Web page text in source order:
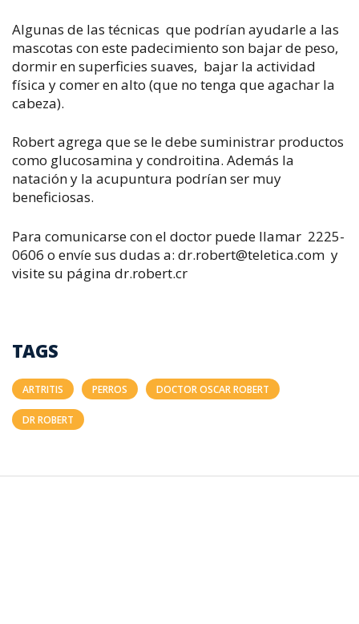
Algunas de las técnicas que podrían ayudarle a las
mascotas con este padecimiento son bajar de peso,
dormir en superficies suaves, bajar la actividad
física y comer en alto (que no tenga que agachar la
cabeza).
Robert agrega que se le debe suministrar productos
como glucosamina y condroitina. Además la
natación y la acupuntura podrían ser muy
beneficiosas.
Para comunicarse con el doctor puede llamar 2225-
0606 o envíe sus dudas a: dr.robert@teletica.com y
visite su página dr.robert.cr
TAGS
ARTRITIS PERROS DOCTOR OSCAR ROBERT
DR ROBERT